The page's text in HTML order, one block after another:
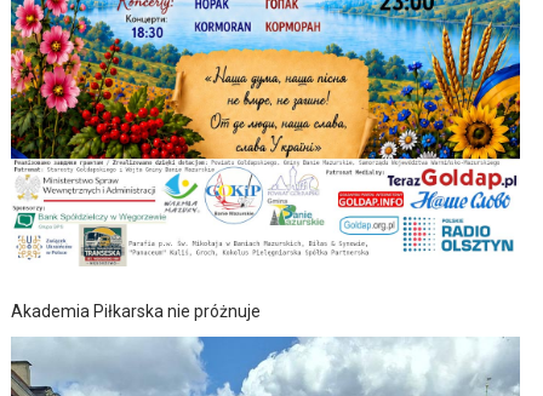
Akademia Piłkarska nie próżnuje